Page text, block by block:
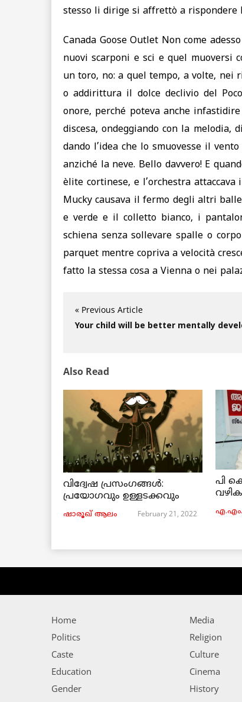
stesso li dirige si affrettò a rispondere
Canada Goose Outlet Non come
nuovi scarponi e sci e quel muoversi
un toro, no: a quel tempo, a volte,
o addirittura il dolce declivio del
onore, perché poteva anche
discesa, ondeggiando con la melodia,
dando l’idea che lo smuovesse il
anziché la neve. Bello davvero! E
èlite cortinese, e l’orchestra
Mucky causava il fermo degli altri
e verde e il colletto bianco, i
schiena senza sollevare spalle o
parquet mentre copriva a velocità
fatto la stessa cosa a Vienna o nei
« Previous Article
Your child will be better mentally
Also Read
വിദ്വേഷ പ്രസംഗങ്ങൾ:
പ്രയോഗവും ഉള്ളടക്കവും
ഷാരൂഖ് ആലം February 21, 2022
പി
എ.എം.
Home
Politics
Caste
Education
Gender
Media
Religion
Culture
Cinema
History